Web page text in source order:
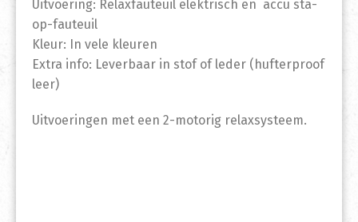
Uitvoering: Relaxfauteuil elektrisch en accu sta-
op-fauteuil
Kleur: In vele kleuren
Extra info: Leverbaar in stof of leder (hufterproof
leer)
Uitvoeringen met een 2-motorig relaxsysteem.